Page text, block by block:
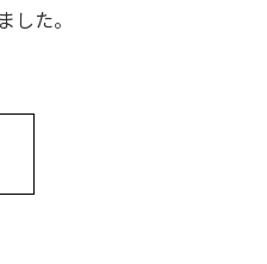
た。